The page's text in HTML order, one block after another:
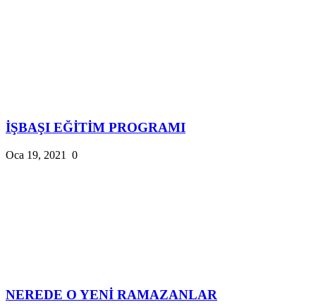
İŞBAŞI EĞİTİM PROGRAMI
Oca 19, 2021 0
NEREDE O YENİ RAMAZANLAR